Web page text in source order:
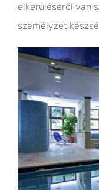
elkerüléséről van
személyzet